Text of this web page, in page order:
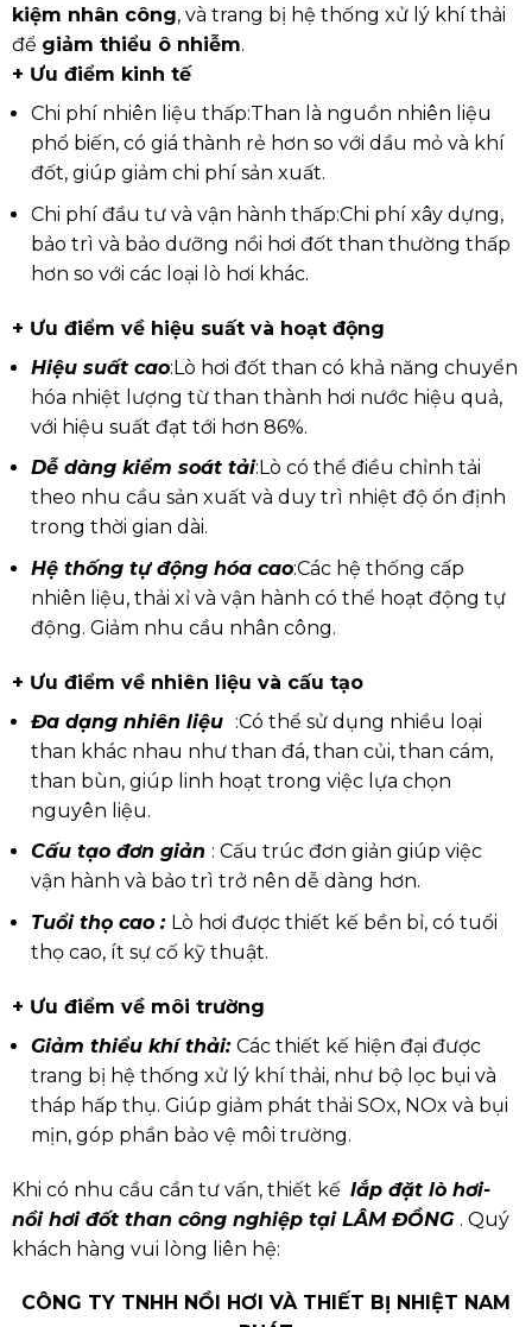
kiệm nhân công, và trang bị hệ thống xử lý khí thải
để giảm thiểu ô nhiễm.
+ Ưu điểm kinh tế
Chi phí nhiên liệu thấp:Than là nguồn nhiên liệu
phổ biến, có giá thành rẻ hơn so với dầu mỏ và khí
đốt, giúp giảm chi phí sản xuất.
Chi phí đầu tư và vận hành thấp:Chi phí xây dựng,
bảo trì và bảo dưỡng nồi hơi đốt than thường thấp
hơn so với các loại lò hơi khác.
+ Ưu điểm về hiệu suất và hoạt động
Hiệu suất cao:Lò hơi đốt than có khả năng chuyển
hóa nhiệt lượng từ than thành hơi nước hiệu quả,
với hiệu suất đạt tới hơn 86%.
Dễ dàng kiểm soát tải: Lò có thể điều chỉnh tải
theo nhu cầu sản xuất và duy trì nhiệt độ ổn định
trong thời gian dài.
Hệ thống tự động hóa cao:Các hệ thống cấp
nhiên liệu, thải xỉ và vận hành có thể hoạt động tự
động. Giảm nhu cầu nhân công.
+ Ưu điểm về nhiên liệu và cấu tạo
Đa dạng nhiên liệu :Có thể sử dụng nhiều loại
than khác nhau như than đá, than củi, than cám,
than bùn, giúp linh hoạt trong việc lựa chọn
nguyên liệu.
Cấu tạo đơn giản : Cấu trúc đơn giản giúp việc
vận hành và bảo trì trở nên dễ dàng hơn.
Tuổi thọ cao : Lò hơi được thiết kế bền bỉ, có tuổi
thọ cao, ít sự cố kỹ thuật.
+ Ưu điểm về môi trường
Giảm thiểu khí thải: Các thiết kế hiện đại được
trang bị hệ thống xử lý khí thải, như bộ lọc bụi và
tháp hấp thụ. Giúp giảm phát thải SOx, NOx và bụi
mịn, góp phần bảo vệ môi trường.
Khi có nhu cầu cần tư vấn, thiết kế lắp đặt lò hơi-
nồi hơi đốt than công nghiệp tại LÂM ĐỒNG . Quý
khách hàng vui lòng liên hệ:
CÔNG TY TNHH NỒI HƠI VÀ THIẾT BỊ NHIỆT NAM